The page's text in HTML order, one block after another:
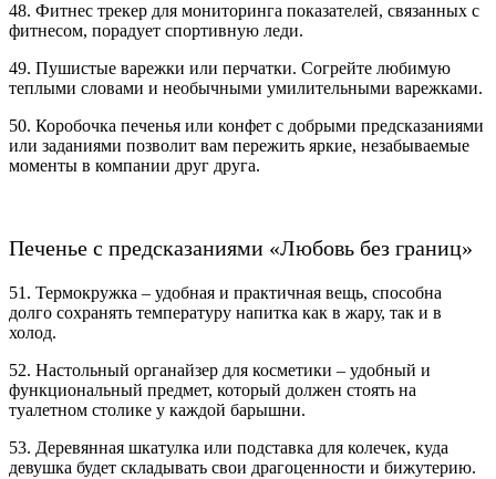
48. Фитнес трекер для мониторинга показателей, связанных с
фитнесом, порадует спортивную леди.
49. Пушистые варежки или перчатки. Согрейте любимую
теплыми словами и необычными умилительными варежками.
50. Коробочка печенья или конфет с добрыми предсказаниями
или заданиями позволит вам пережить яркие, незабываемые
моменты в компании друг друга.
Печенье с предсказаниями «Любовь без границ»
51. Термокружка – удобная и практичная вещь, способна
долго сохранять температуру напитка как в жару, так и в
холод.
52. Настольный органайзер для косметики – удобный и
функциональный предмет, который должен стоять на
туалетном столике у каждой барышни.
53. Деревянная шкатулка или подставка для колечек, куда
девушка будет складывать свои драгоценности и бижутерию.